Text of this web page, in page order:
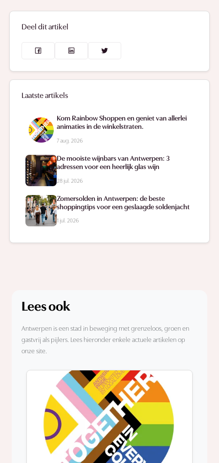
Laatste artikels
Kom Rainbow Shoppen en geniet van allerlei
animaties in de winkelstraten.
7 aug. 2026
De mooiste wijnbars van Antwerpen: 3
adressen voor een heerlijk glas wijn
28 jul. 2026
Zomersolden in Antwerpen: de beste
shoppingtips voor een geslaagde soldenjacht
1 jul. 2026
Deel dit artikel
Lees ook
Antwerpen is een stad in beweging met grenzeloos, groen en
gastvrij als pijlers. Lees hieronder enkele actuele artikelen op
onze site.